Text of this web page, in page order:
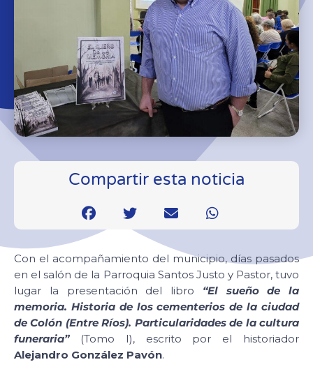
Compartir esta noticia
Con el acompañamiento del municipio, días pasados
en el salón de la Parroquia Santos Justo y Pastor, tuvo
lugar la presentación del libro “El sueño de la
memoria. Historia de los cementerios de la ciudad
de Colón (Entre Ríos). Particularidades de la cultura
funeraria”(Tomo I), escrito por el historiador
Alejandro González Pavón.